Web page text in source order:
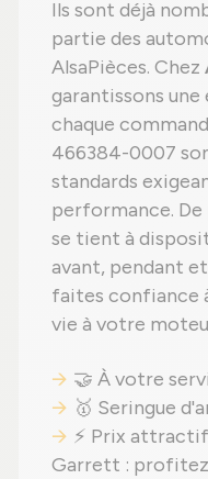
Ils sont déjà
partie des
AlsaPièces. Chez
garantissons
chaque
466384-0007
standards
performance.
se tient à
avant, pendant
faites confiance
vie à votre
🤝 À votre
🥇 Seringue
⚡ Prix
Garrett :